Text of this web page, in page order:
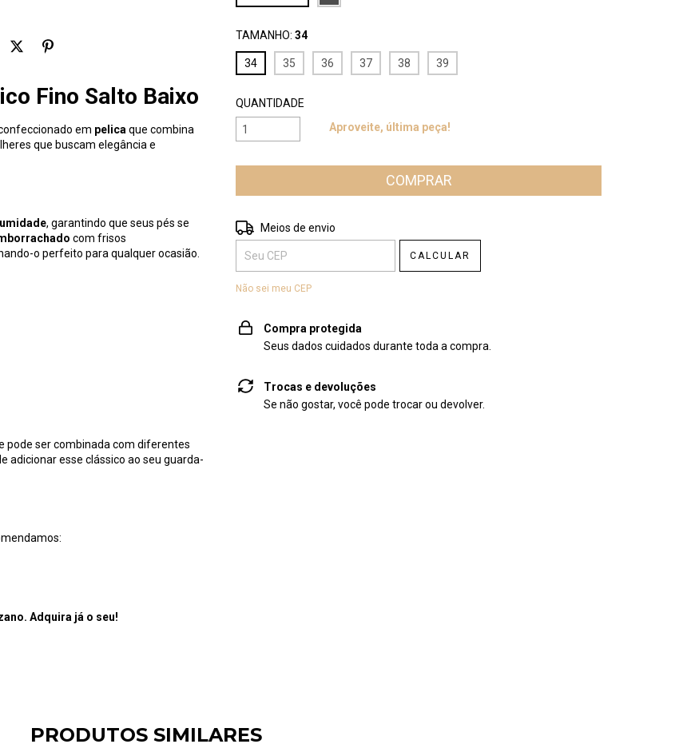
Fino Salto Baixo
em pelica que combina
que buscam elegância e
, garantindo que seus pés se
com frisos
o perfeito para qualquer ocasião.
pode ser combinada com diferentes
adicionar esse clássico ao seu guarda-
Adquira já o seu!
TAMANHO: 34
34 35 36 37 38 39
QUANTIDADE
Aproveite, última peça!
Entregas para o CEP:
Meios de envio
CALCULAR
Não sei meu CEP
Compra protegida
Seus dados cuidados durante toda a compra.
Trocas e devoluções
Se não gostar, você pode trocar ou devolver.
PRODUTOS SIMILARES